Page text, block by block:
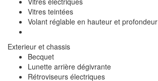
Vitres teintées
Volant réglable en hauteur et profondeur
Exterieur et chassis
Becquet
Lunette arrière dégivrante
Rétroviseurs électriques